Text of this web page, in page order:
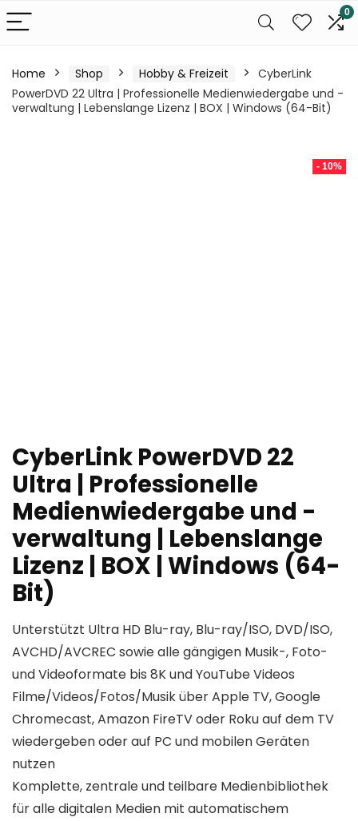
0
Home Shop Hobby & Freizeit
CyberLink
PowerDVD 22 Ultra | Professionelle Medienwiedergabe und -
verwaltung | Lebenslange Lizenz | BOX | Windows (64-Bit)
- 10%
CyberLink PowerDVD 22
Ultra | Professionelle
Medienwiedergabe und -
verwaltung | Lebenslange
Lizenz | BOX | Windows (64-
Bit)
Unterstützt Ultra HD Blu-ray, Blu-ray/ISO, DVD/ISO,
AVCHD/AVCREC sowie alle gängigen Musik-, Foto-
und Videoformate bis 8K und YouTube Videos
Filme/Videos/Fotos/Musik über Apple TV, Google
Chromecast, Amazon FireTV oder Roku auf dem TV
wiedergeben oder auf PC und mobilen Geräten
nutzen
Komplette, zentrale und teilbare Medienbibliothek
für alle digitalen Medien mit automatischem